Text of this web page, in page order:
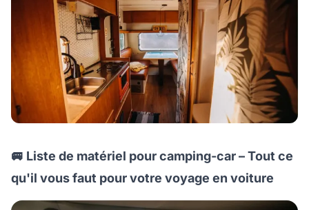
🚐 Liste de matériel pour camping-car – Tout ce
qu'il vous faut pour votre voyage en voiture